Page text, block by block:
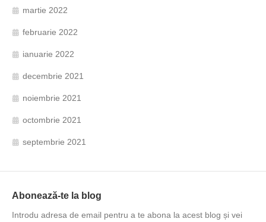
martie 2022
februarie 2022
ianuarie 2022
decembrie 2021
noiembrie 2021
octombrie 2021
septembrie 2021
Abonează-te la blog
Introdu adresa de email pentru a te abona la acest blog și vei